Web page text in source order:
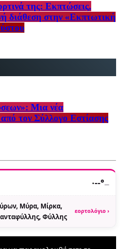
της: Εκπτώσεις,
διάθεση στην «Εκπτωτική
Μια νέα
τον Σύλλογο Εστίασης
·--°—
Μύρα, Μίρκα,
Φύλλης
εορτολόγιο ›